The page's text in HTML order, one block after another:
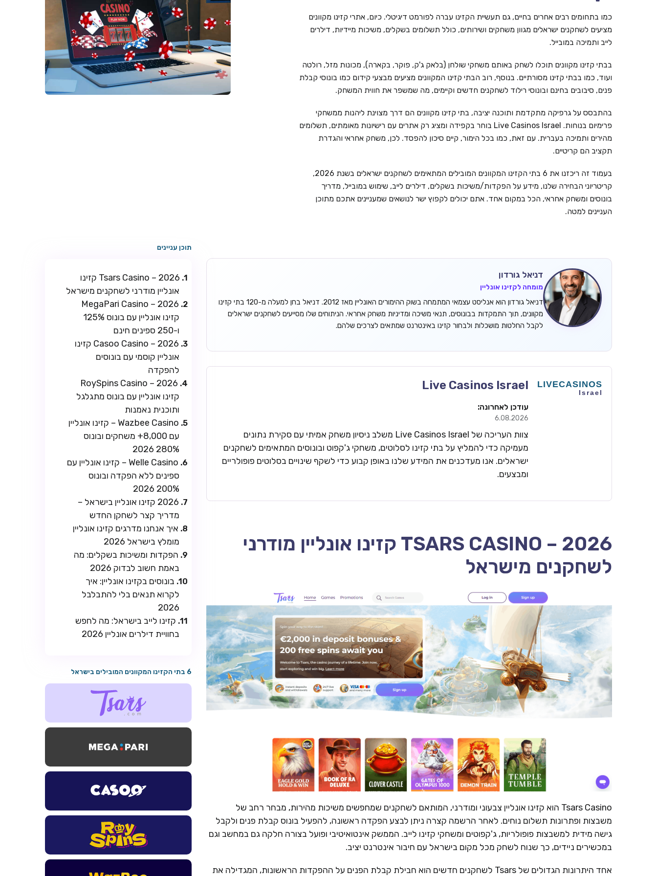
כמו בתחומים רבים אחרים בחיים, גם תעשיית הקזינו עברה לפורמט דיגיטלי. כיום, אתרי קזינו מקוונים
מציעים לשחקנים ישראלים מגוון משחקים ושירותים, כולל תשלומים בשקלים, משיכות מיידיות, דילרים
לייב ותמיכה במובייל.
בבתי קזינו מקוונים תוכלו לשחק באותם משחקי שולחן (בלאק ג'ק, פוקר, בקארה), מכונות מזל, רולטה
ועוד, כמו בבתי קזינו מסורתיים. בנוסף, רוב הבתי קזינו המקוונים מציעים מבצעי קידום כמו בונוסי קבלת
פנים, סיבובים בחינם ובונוסי רילוד לשחקנים חדשים וקיימים, מה שמשפר את חווית המשחק.
בהתבסס על גרפיקה מתקדמת ותוכנה יציבה, בתי קזינו מקוונים הם דרך מצוינת ליהנות ממשחקי
פרימיום בנוחות. Live Casinos Israel בוחר בקפידה ומציג רק אתרים עם רישיונות מאומתים, תשלומים
מהירים ותמיכה בעברית. עם זאת, כמו בכל הימור, קיים סיכון להפסד. לכן, משחק אחראי והגדרת
תקציב הם קריטיים.
בעמוד זה ריכזנו את 6 בתי הקזינו המקוונים המובילים המתאימים לשחקנים ישראלים בשנת 2026,
קריטריוני הבחירה שלנו, מידע על הפקדות/משיכות בשקלים, דילרים לייב, שימוש במובייל, מדריך
בונוסים ומשחק אחראי, הכל במקום אחד. אתם יכולים לקפוץ ישר לנושאים שמעניינים אתכם מתוכן
העניינים למטה.
דניאל גורדון
מומחה לקזינו אונליין
דניאל גורדון הוא אנליסט עצמאי המתמחה בשוק ההימורים האונליין מאז 2012. דניאל בחן למעלה מ-120 בתי קזינו
מקוונים, תוך התמקדות בבונוסים, תנאי משיכה ומדיניות משחק אחראי. הניתוחים שלו מסייעים לשחקנים ישראלים
לקבל החלטות מושכלות ולבחור קזינו באינטרנט שמתאים לצרכים שלהם.
Live Casinos Israel
עודכן לאחרונה:
6.08.2026
צוות העריכה של Live Casinos Israel משלב ניסיון משחק אמיתי עם סקירת נתונים
מעמיקה כדי להמליץ על בתי קזינו לסלוטים, משחקי ג'קפוט ובונוסים המתאימים לשחקנים
ישראלים. אנו מעדכנים את המידע שלנו באופן קבוע כדי לשקף שינויים בסלוטים פופולריים
ומבצעים.
TSARS CASINO – 2026 קזינו אונליין מודרני
לשחקנים מישראל
Tsars Casino הוא קזינו אונליין צבעוני ומודרני, המותאם לשחקנים שמחפשים משיכות מהירות, מבחר רחב של
משבצות ופתרונות תשלום נוחים. לאחר הרשמה קצרה ניתן לבצע הפקדה ראשונה, להפעיל בונוס קבלת פנים ולקבל
גישה מידית למשבצות פופולריות, ג'קפוטים ומשחקי קזינו לייב. הממשק אינטואיטיבי ופועל בצורה חלקה גם במחשב וגם
במכשירים ניידים, כך שנוח לשחק מכל מקום בישראל עם חיבור אינטרנט יציב.
אחד היתרונות הגדולים של Tsars לשחקנים חדשים הוא חבילת קבלת הפנים על ההפקדות הראשונות, המגדילה את
תוכן עניינים
Tsars Casino – 2026 קזינו
אונליין מודרני לשחקנים מישראל
MegaPari Casino – 2026
קזינו אונליין עם בונוס 125%
ו-250 ספינים חינם
Casoo Casino – 2026 קזינו
אונליין קוסמי עם בונוסים
להפקדה
RoySpins Casino – 2026
קזינו אונליין עם בונוס מתגלגל
ותוכנית נאמנות
Wazbee Casino – קזינו אונליין
עם 8,000+ משחקים ובונוס
280% 2026
Welle Casino – קזינו אונליין עם
ספינים ללא הפקדה ובונוס
200% 2026
2026 קזינו אונליין בישראל –
מדריך קצר לשחקן החדש
איך אנחנו מדרגים קזינו אונליין
מומלץ בישראל 2026
הפקדות ומשיכות בשקלים: מה
באמת חשוב לבדוק 2026
בונוסים בקזינו אונליין: איך
לקרוא תנאים בלי להתבלבל
2026
קזינו לייב בישראל: מה לחפש
בחוויית דילרים אונליין 2026
6 בתי הקזינו המקוונים המובילים בישראל